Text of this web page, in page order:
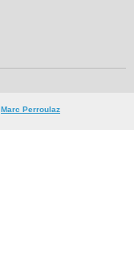
Marc Perroulaz